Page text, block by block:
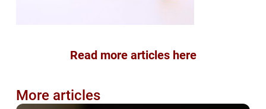
Read more articles here
More articles